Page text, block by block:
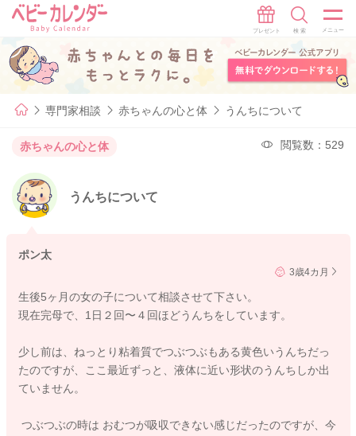
専門家相談 赤ちゃんの心と体 うんちについて
赤ちゃんの心と体 閲覧数：529
うんちについて
ポン太
3歳4カ月
生後5ヶ月の女の子について相談させて下さい。
現在完母で、1日２回〜４回ほどうんちをしています。
少し前は、ねっとり粘着質でつぶつぶもある黄色いうんちだっ
たのですが、ここ最近ずっと、液体に近い形状のうんちしか出
ていません。
つぶつぶの時は おむつが吸収できない感じだったのですが、今